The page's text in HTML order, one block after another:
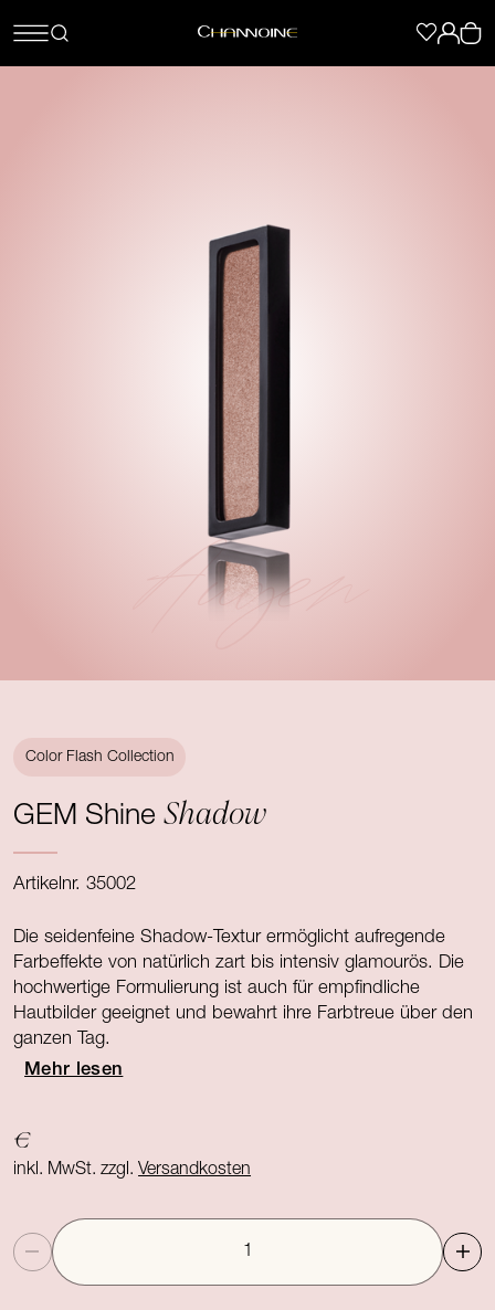
Augen
Color Flash Collection
GEM ShineShadow
Artikelnr. 35002
Die seidenfeine Shadow-Textur ermöglicht aufregende
Farbeffekte von natürlich zart bis intensiv glamourös. Die
hochwertige Formulierung ist auch für empfindliche
Hautbilder geeignet und bewahrt ihre Farbtreue über den
ganzen Tag.
Mehr lesen
€
inkl. MwSt. zzgl.Versandkosten
Anzahl